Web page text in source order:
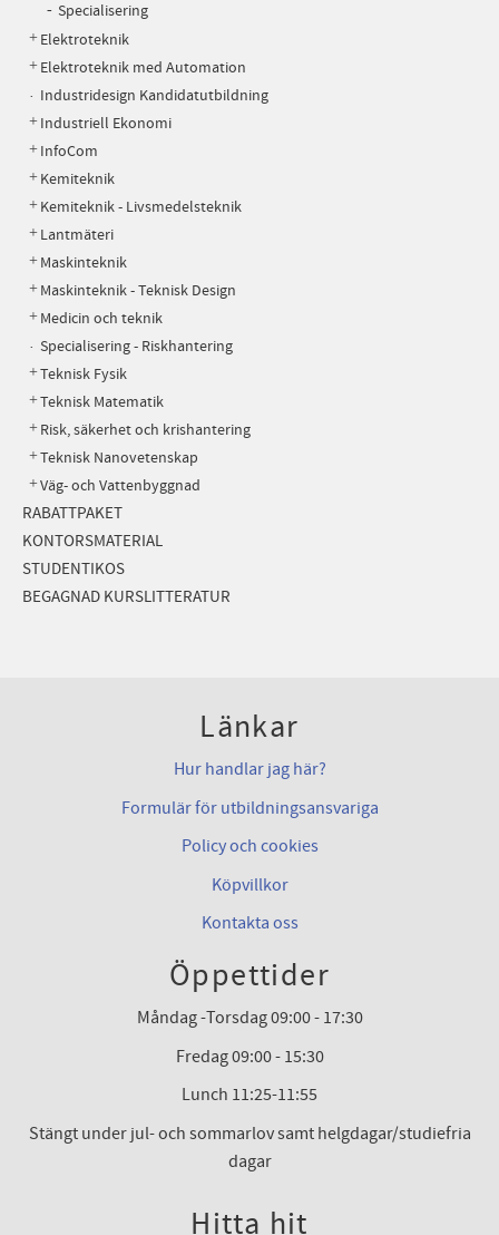
Specialisering
Elektroteknik
Elektroteknik med Automation
Industridesign Kandidatutbildning
Industriell Ekonomi
InfoCom
Kemiteknik
Kemiteknik - Livsmedelsteknik
Lantmäteri
Maskinteknik
Maskinteknik - Teknisk Design
Medicin och teknik
Specialisering - Riskhantering
Teknisk Fysik
Teknisk Matematik
Risk, säkerhet och krishantering
Teknisk Nanovetenskap
Väg- och Vattenbyggnad
RABATTPAKET
KONTORSMATERIAL
STUDENTIKOS
BEGAGNAD KURSLITTERATUR
Länkar
Hur handlar jag här?
Formulär för utbildningsansvariga
Policy och cookies
Köpvillkor
Kontakta oss
Öppettider
Måndag -Torsdag 09:00 - 17:30
Fredag 09:00 - 15:30
Lunch 11:25-11:55
Stängt under jul- och sommarlov samt helgdagar/studiefria
dagar
Hitta hit